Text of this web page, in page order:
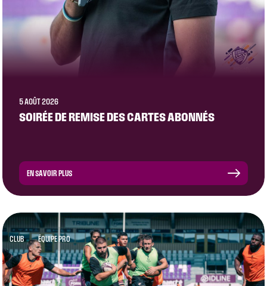
5 AOÛT 2026
SOIRÉE DE REMISE DES CARTES ABONNÉS
EN SAVOIR PLUS
CLUB ÉQUIPE PRO